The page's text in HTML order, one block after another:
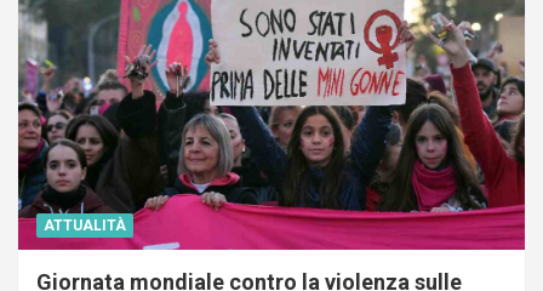
ATTUALITÀ
Giornata mondiale contro la violenza sulle